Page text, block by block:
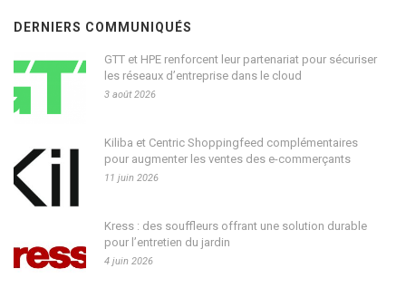
DERNIERS COMMUNIQUÉS
GTT et HPE renforcent leur partenariat pour sécuriser
les réseaux d’entreprise dans le cloud
3 août 2026
Kiliba et Centric Shoppingfeed complémentaires
pour augmenter les ventes des e-commerçants
11 juin 2026
Kress : des souffleurs offrant une solution durable
pour l’entretien du jardin
4 juin 2026